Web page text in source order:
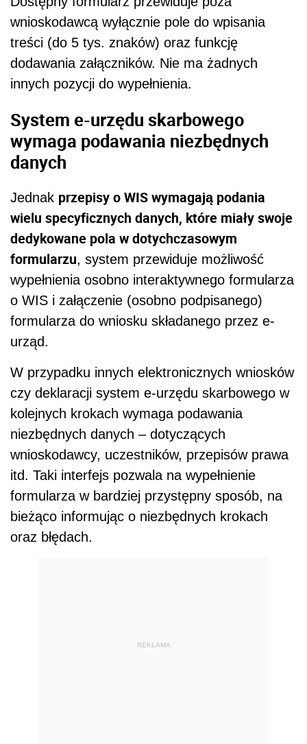
wnioskodawcą wyłącznie pole do wpisania
treści (do 5 tys. znaków) oraz funkcję
dodawania załączników. Nie ma żadnych
innych pozycji do wypełnienia.
System e-urzędu skarbowego
wymaga podawania niezbędnych
danych
Jednak przepisy o WIS wymagają podania
wielu specyficznych danych, które miały swoje
dedykowane pola w dotychczasowym
formularzu, system przewiduje możliwość
wypełnienia osobno interaktywnego formularza
o WIS i załączenie (osobno podpisanego)
formularza do wniosku składanego przez e-
urząd.
W przypadku innych elektronicznych wniosków
czy deklaracji system e-urzędu skarbowego w
kolejnych krokach wymaga podawania
niezbędnych danych – dotyczących
wnioskodawcy, uczestników, przepisów prawa
itd. Taki interfejs pozwala na wypełnienie
formularza w bardziej przystępny sposób, na
bieżąco informując o niezbędnych krokach
oraz błędach.
REKLAMA